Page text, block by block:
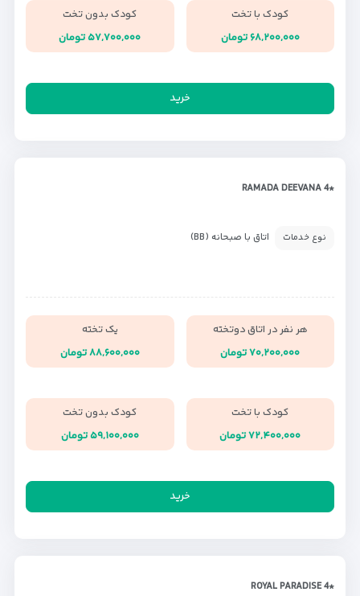
کودک با تخت
۶۸,۲۰۰,۰۰۰ تومان
کودک بدون تخت
۵۷,۷۰۰,۰۰۰ تومان
خرید
*RAMADA DEEVANA 4
نوع خدمات اتاق با صبحانه (BB)
هر نفر در اتاق دوتخته
۷۰,۲۰۰,۰۰۰ تومان
یک تخته
۸۸,۶۰۰,۰۰۰ تومان
کودک با تخت
۷۲,۴۰۰,۰۰۰ تومان
کودک بدون تخت
۵۹,۱۰۰,۰۰۰ تومان
خرید
*ROYAL PARADISE 4